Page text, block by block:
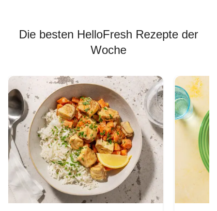
Die besten HelloFresh Rezepte der
Woche